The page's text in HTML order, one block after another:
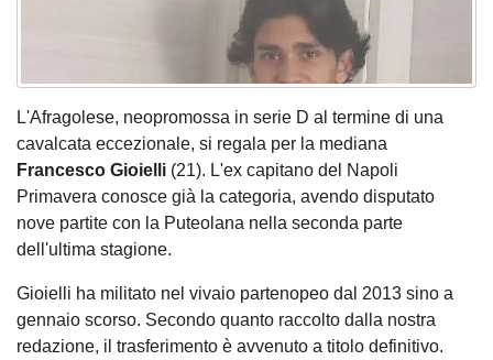
L'Afragolese, neopromossa in serie D al termine di una
cavalcata eccezionale, si regala per la mediana
Francesco Gioielli (21). L'ex capitano del Napoli
Primavera conosce già la categoria, avendo disputato
nove partite con la Puteolana nella seconda parte
dell'ultima stagione.
Gioielli ha militato nel vivaio partenopeo dal 2013 sino a
gennaio scorso. Secondo quanto raccolto dalla nostra
redazione, il trasferimento è avvenuto a titolo definitivo.